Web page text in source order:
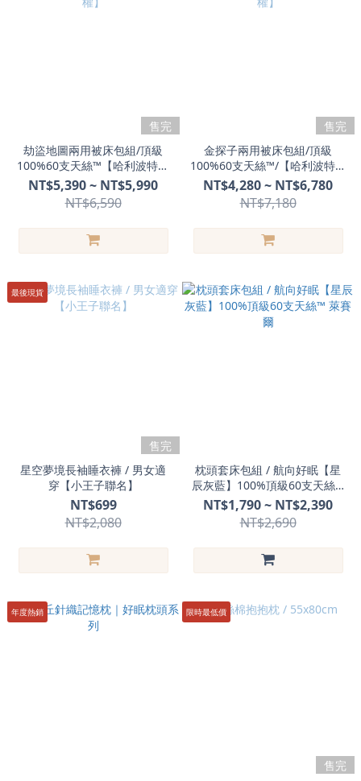
售完
劫盜地圖兩用被床包組/頂級
100%60支天絲™【哈利波特授
權】
NT$5,390 ~ NT$5,990
NT$6,590
售完
金探子兩用被床包組/頂級
100%60支天絲™/【哈利波特授
權】
NT$4,280 ~ NT$6,780
NT$7,180
最後現貨
售完
星空夢境長袖睡衣褲 / 男女適
穿【小王子聯名】
NT$699
NT$2,080
枕頭套床包組 / 航向好眠【星
辰灰藍】100%頂級60支天絲™
萊賽爾
NT$1,790 ~ NT$2,390
NT$2,690
年度熱銷 限時最低價
售完